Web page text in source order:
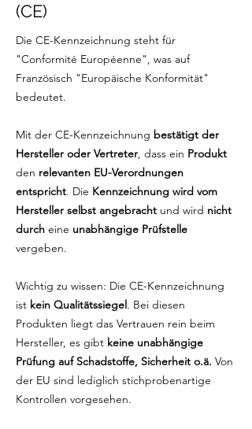
(CE)
Die CE-Kennzeichnung steht für
"Conformité Européenne", was auf
Französisch "Europäische Konformität"
bedeutet.
Mit der CE-Kennzeichnung bestätigt der
Hersteller oder Vertreter, dass ein Produkt
den relevanten EU-Verordnungen
entspricht. Die Kennzeichnung wird vom
Hersteller selbst angebracht und wird nicht
durch eine unabhängige Prüfstelle
vergeben.
Wichtig zu wissen: Die CE-Kennzeichnung
ist kein Qualitätssiegel. Bei diesen
Produkten liegt das Vertrauen rein beim
Hersteller, es gibt keine unabhängige
Prüfung auf Schadstoffe, Sicherheit o.ä. Von
der EU sind lediglich stichprobenartige
Kontrollen vorgesehen.